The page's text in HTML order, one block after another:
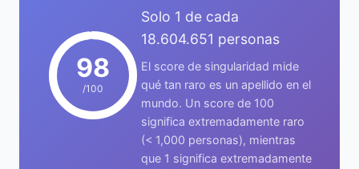
98
/100
Solo 1 de cada
18.604.651 personas
El score de singularidad mide
qué tan raro es un apellido en el
mundo. Un score de 100
significa extremadamente raro
(< 1,000 personas), mientras
que 1 significa extremadamente